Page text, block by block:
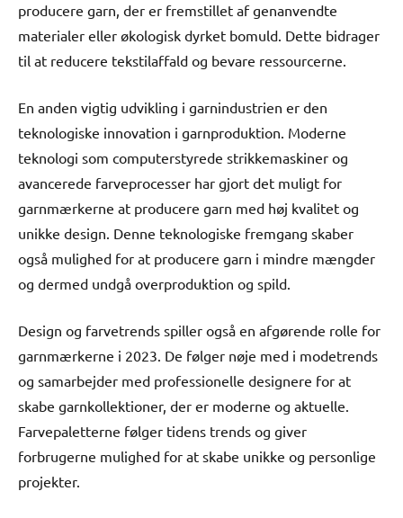
producere garn, der er fremstillet af genanvendte
materialer eller økologisk dyrket bomuld. Dette bidrager
til at reducere tekstilaffald og bevare ressourcerne.
En anden vigtig udvikling i garnindustrien er den
teknologiske innovation i garnproduktion. Moderne
teknologi som computerstyrede strikkemaskiner og
avancerede farveprocesser har gjort det muligt for
garnmærkerne at producere garn med høj kvalitet og
unikke design. Denne teknologiske fremgang skaber
også mulighed for at producere garn i mindre mængder
og dermed undgå overproduktion og spild.
Design og farvetrends spiller også en afgørende rolle for
garnmærkerne i 2023. De følger nøje med i modetrends
og samarbejder med professionelle designere for at
skabe garnkollektioner, der er moderne og aktuelle.
Farvepaletterne følger tidens trends og giver
forbrugerne mulighed for at skabe unikke og personlige
projekter.